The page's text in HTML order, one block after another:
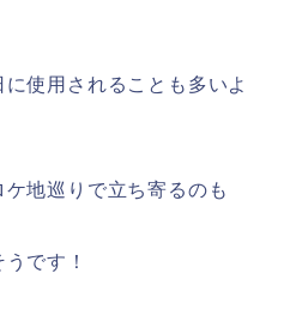
使用されることも多いよ
地巡りで立ち寄るのも
です！